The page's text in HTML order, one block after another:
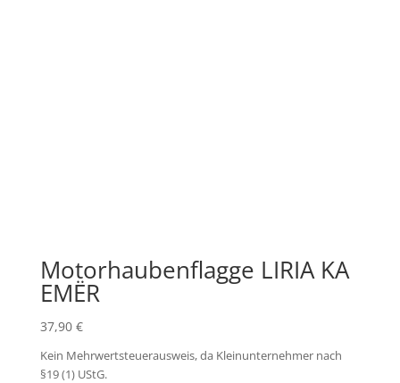
Motorhaubenflagge LIRIA KA
EMËR
37,90 €
Kein Mehrwertsteuerausweis, da Kleinunternehmer nach
§19 (1) UStG.